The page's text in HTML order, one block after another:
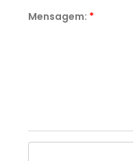
Mensagem: *